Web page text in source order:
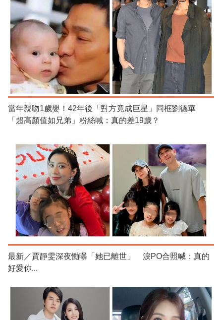
當年親吻1歲嬰！42年後「對方竟成巨星」同框劉德華
「超高顏值如兄弟」粉絲喊：真的差19歲？
最新／賈靜雯深夜慟曝「她已離世」 淚PO合照喊：真的
好愛你...